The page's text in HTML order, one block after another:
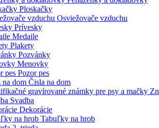
Ploskačky
Osviežovače vzduchu
Prívesky
Medaile
Plakety
Pozvánky
Menovky
Pozor pes
Čisla na dom
Svadba
Dekorácie
Tabuľky na hrob